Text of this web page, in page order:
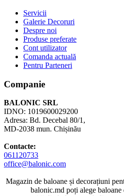
Servicii
Galerie Decoruri
Despre noi
Produse preferate
Cont utilizator
Comanda actuală
Pentru Parteneri
Companie
BALONIC SRL
IDNO: 1019600029200
Adresa: Bd. Decebal 80/1,
MD-2038 mun. Chișinău
Contacte:
061120733
office@balonic.com
Magazin de baloane și decorațiuni
balonic.md poți alege